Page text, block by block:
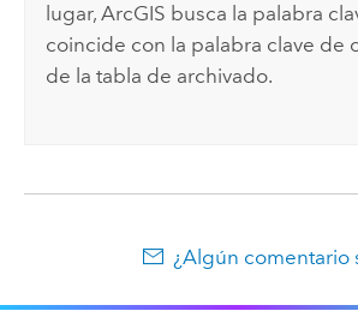
lugar, ArcGIS busca la palabra
coincide con la palabra clave de
de la tabla de archivado.
¿Algún comentario